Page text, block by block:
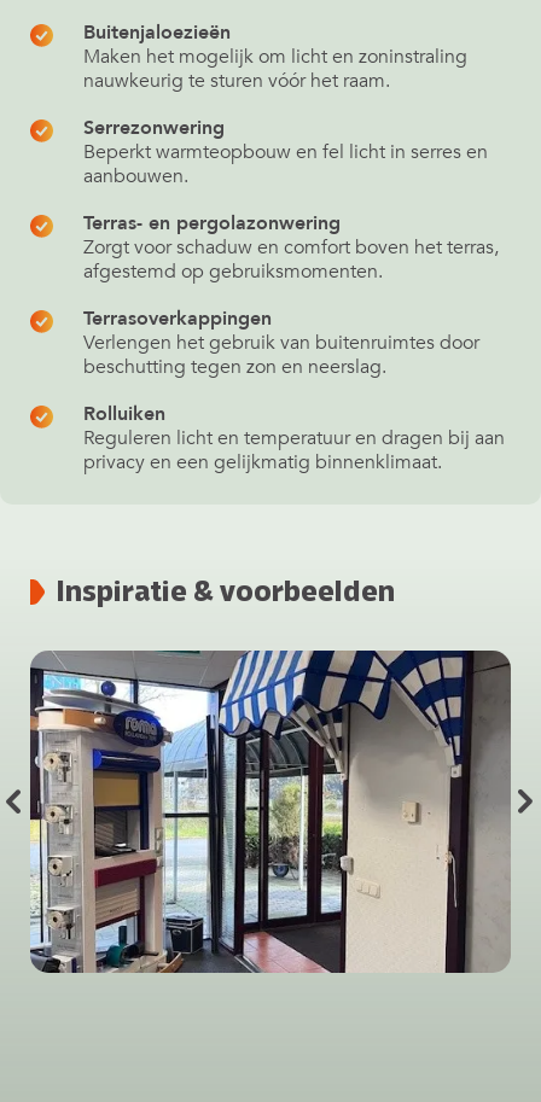
Buitenjaloezieën
Maken het mogelijk om licht en zoninstraling
nauwkeurig te sturen vóór het raam.
Serrezonwering
Beperkt warmteopbouw en fel licht in serres en
aanbouwen.
Terras- en pergolazonwering
Zorgt voor schaduw en comfort boven het terras,
afgestemd op gebruiksmomenten.
Terrasoverkappingen
Verlengen het gebruik van buitenruimtes door
beschutting tegen zon en neerslag.
Rolluiken
Reguleren licht en temperatuur en dragen bij aan
privacy en een gelijkmatig binnenklimaat.
Inspiratie & voorbeelden